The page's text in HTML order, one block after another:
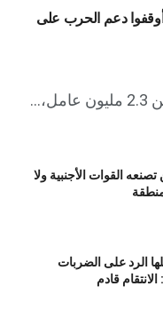
أوقفوا دعم الحرب على
القوات الأجنبية ولا
الرد على الضربات
قادم